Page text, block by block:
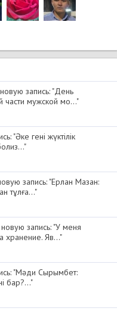
запись: "День
мужской мо..."
"Әке гені жүктілік
запись: "Ерлан Мазан:
тұлға..."
запись: "У меня
хранение. Яв..."
"Мәди Сырымбет:
бар?..."